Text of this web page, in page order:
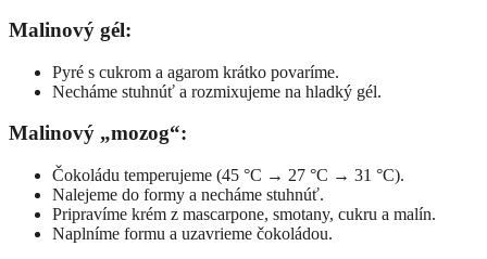
Malinový gél:
Pyré s cukrom a agarom krátko povaríme.
Necháme stuhnúť a rozmixujeme na hladký gél.
Malinový „mozog“:
Čokoládu temperujeme (45 °C → 27 °C → 31 °C).
Nalejeme do formy a necháme stuhnúť.
Pripravíme krém z mascarpone, smotany, cukru a malín.
Naplníme formu a uzavrieme čokoládou.